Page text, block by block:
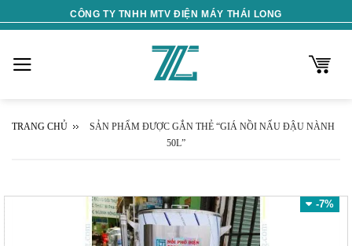
to
CÔNG TY TNHH MTV ĐIỆN MÁY THÁI LONG
TRANG CHỦ
SẢN PHẨM ĐƯỢC GẮN THẺ “GIÁ NỒI NẤU ĐẬU NÀNH
50L”
-7%